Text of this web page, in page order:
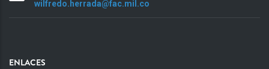
wilfredo.herrada@fac.mil.co
ENLACES